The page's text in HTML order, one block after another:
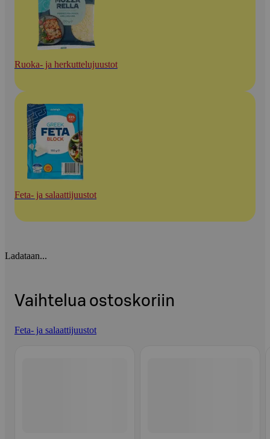
Ruoka- ja herkuttelujuustot
Feta- ja salaattijuustot
Ladataan...
Vaihtelua ostoskoriin
Feta- ja salaattijuustot